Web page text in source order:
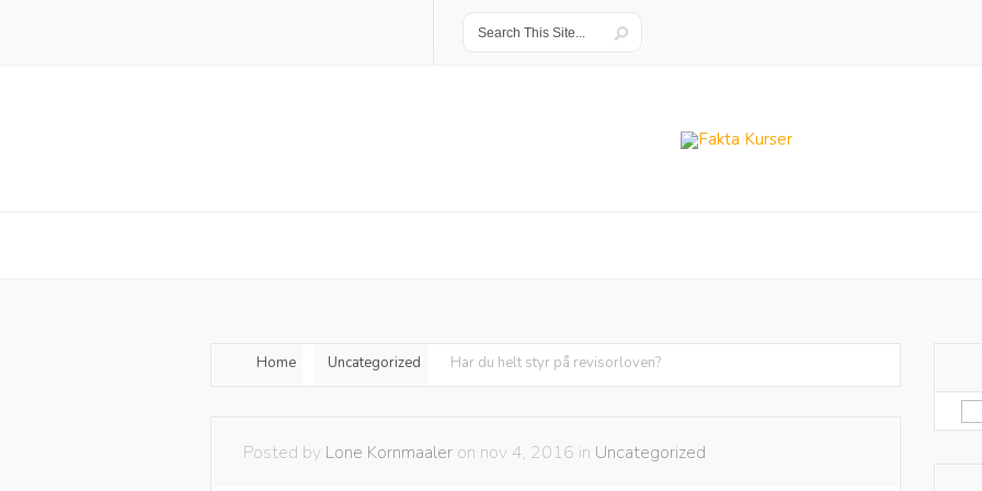
Home Uncategorized Har du helt styr på revisorloven?
Posted by Lone Kornmaaler on nov 4, 2016 in Uncategorized